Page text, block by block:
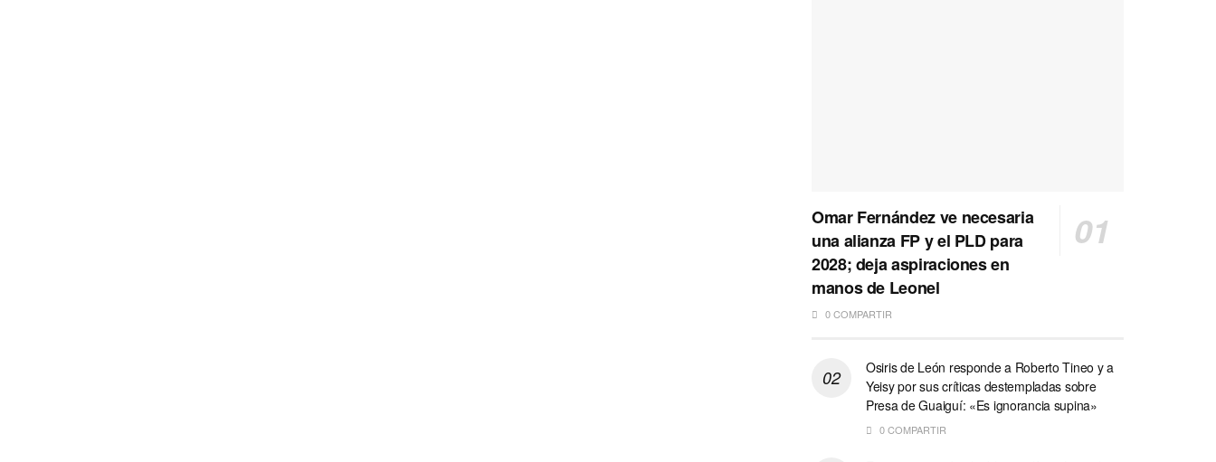
Omar Fernández ve necesaria
una alianza FP y el PLD para
2028; deja aspiraciones en
manos de Leonel
0 COMPARTIR
Osiris de León responde a Roberto Tineo y a
Yeisy por sus críticas destempladas sobre
Presa de Guaiguí: «Es ignorancia supina»
0 COMPARTIR